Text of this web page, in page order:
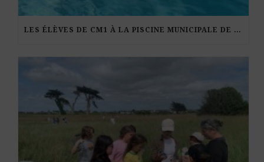
LES ÉLÈVES DE CM1 À LA PISCINE MUNICIPALE DE KERDURAND